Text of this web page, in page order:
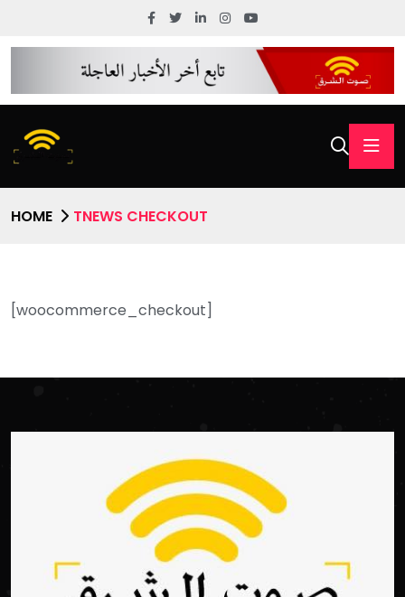
HOME TNEWS CHECKOUT
[woocommerce_checkout]